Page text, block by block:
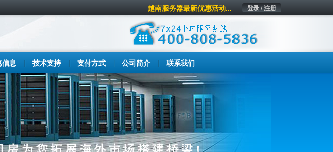
登录 / 注册
越南服务器最新优惠活动...
信息 技术支持 支付方式 公司简介 联系我们